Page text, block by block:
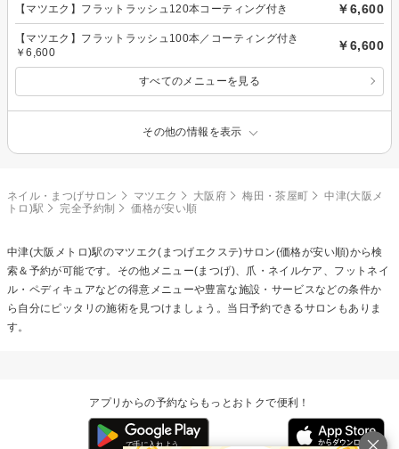
【マツエク】フラットラッシュ120本コーティング付き ￥6,600
【マツエク】フラットラッシュ100本／コーティング付き
￥6,600
￥6,600
すべてのメニューを見る
その他の情報を表示
ネイル・まつげサロン マツエク 大阪府 梅田・茶屋町
中津(大阪メ
トロ)駅
完全予約制 価格が安い順
中津(大阪メトロ)駅のマツエク(まつげエクステ)サロン(価格が安い順)から検
索＆予約が可能です。その他メニュー(まつげ)、爪・ネイルケア、フットネイ
ル・ペディキュアなどの得意メニューや豊富な施設・サービスなどの条件か
ら自分にピッタリの施術を見つけましょう。当日予約できるサロンもありま
す。
アプリからの予約ならもっとおトクで便利！